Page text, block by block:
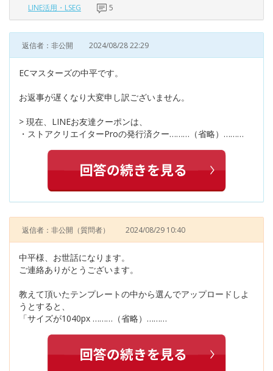
LINE活用・LSEG 5
返信者：非公開 2024/08/28 22:29
ECマスターズの中平です。
お返事が遅くなり大変申し訳ございません。
> 現在、LINEお友達クーポンは、
・ストアクリエイターProの発行済クー………（省略）………
返信者：非公開 （質問者） 2024/08/29 10:40
中平様、お世話になります。
ご連絡ありがとうございます。
教えて頂いたテンプレートの中から選んでアップロードしよ
うとすると、
「サイズが1040px ………（省略）………